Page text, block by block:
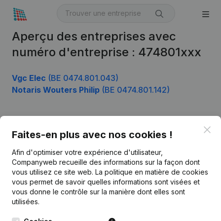
Aperçu des entreprises avec
numéro d'entreprise : 474801xxx
Vgc Elec (BE 0474.801.043)
Notaris Wouters Philip (BE 0474.801.142)
Faites-en plus avec nos cookies !
Afin d'optimiser votre expérience d'utilisateur,
Companyweb recueille des informations sur la façon dont
vous utilisez ce site web. La politique en matière de cookies
vous permet de savoir quelles informations sont visées et
vous donne le contrôle sur la manière dont elles sont
utilisées.
Français
Kantorenpark Everest
248D,
Monitoring
Recherche internationale